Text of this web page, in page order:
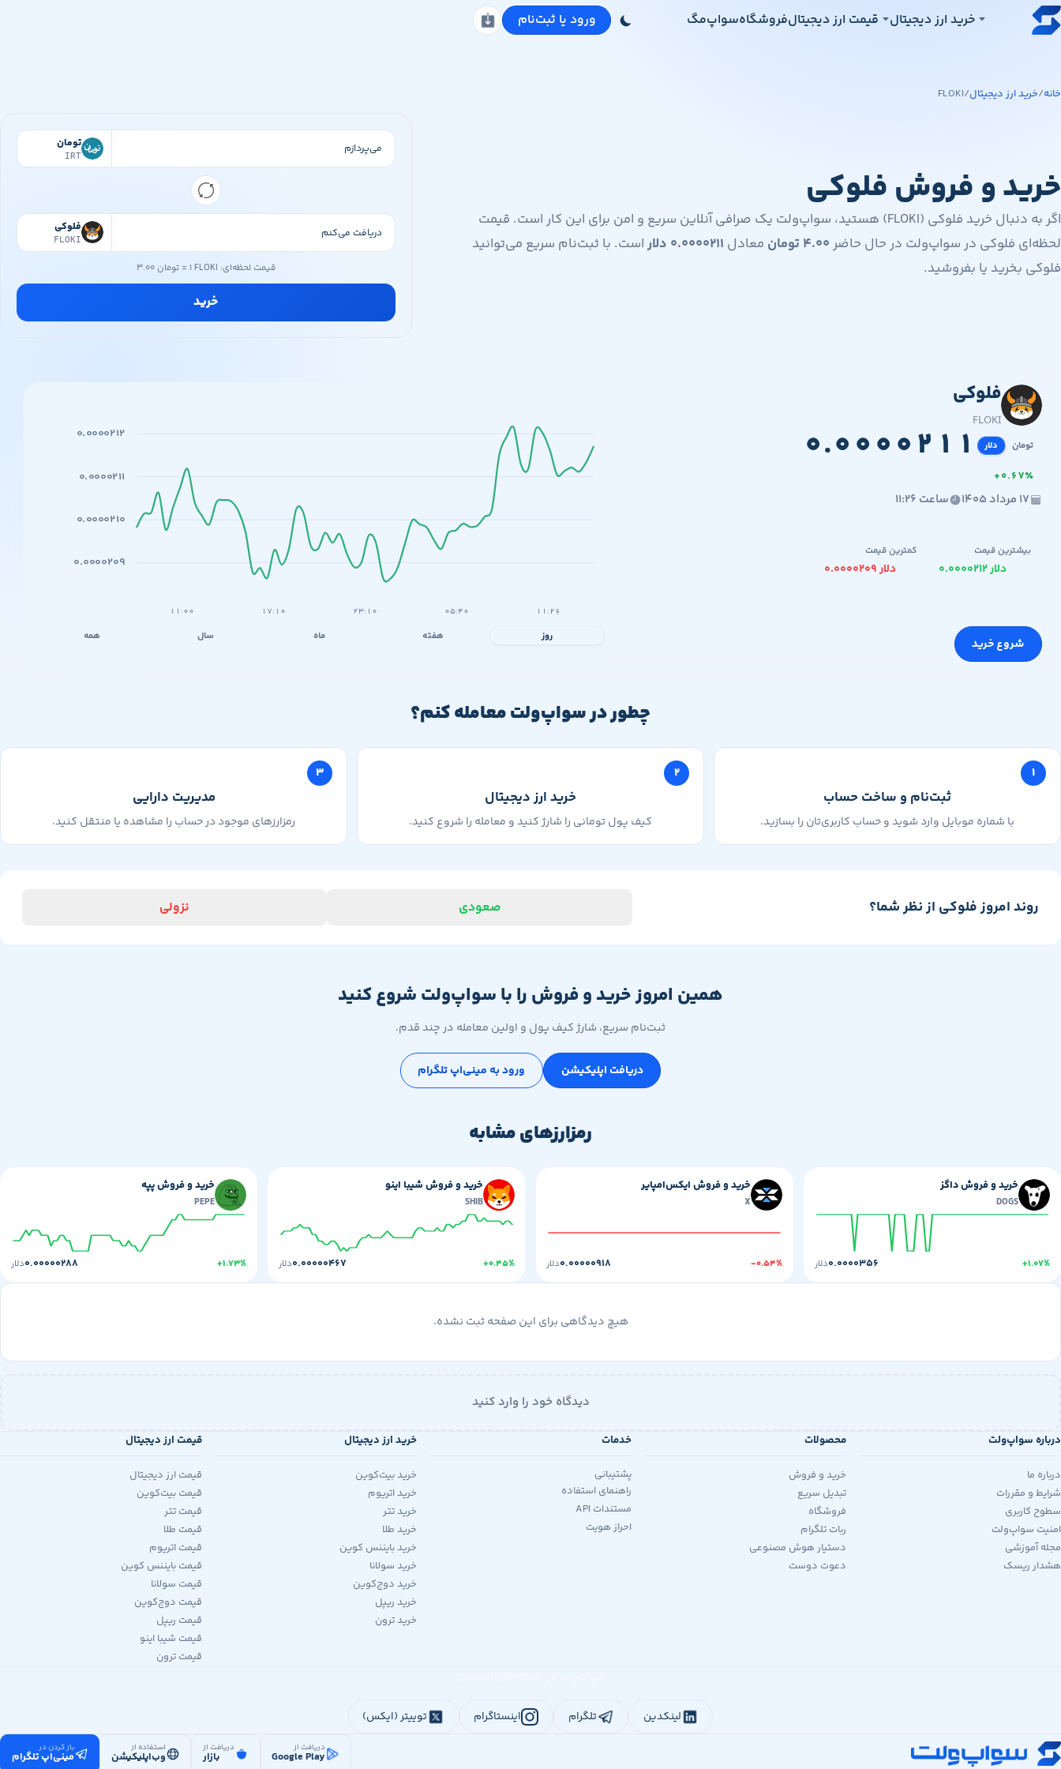
پرش به محتوای اصلیخرید ارز دیجیتال قیمت ارز دیجیتالفروشگاهسواپ‌مگ ورود یا ثبت‌نام
دانلود اپلیکیشن
خانه/خرید ارز دیجیتال/
FLOKI
خرید و فروش فلوکی
اگر به دنبال خرید فلوکی (FLOKI) هستید، سواپ‌ولت یک صرافی آنلاین سریع و امن برای این کار است. قیمت
لحظه‌ای فلوکی در سواپ‌ولت در حال حاضر ۴.۰۰ تومان معادل ۰.۰۰۰۰۲۱۱ دلاراست. با ثبت‌نام سریع می‌توانید
فلوکی بخرید یا بفروشید.
تومان
IRT
فلوکی
FLOKI
قیمت لحظه‌ای: ۱ FLOKI =۳.۰۰ تومان
خرید
فلوکی
FLOKI
تومان
دلار ۰.۰۰۰۰۲ ۱ ۱
+۰.۶۷٪
۱۷ مرداد ۱۴۰۵ ساعت ۱۱:۲۶
۴.۰۰
۰.۰۰۰۰۲۱۱
۰.۰۰۰۰۲۱۲
۰.۰۰۰۰۲۱۱
۰.۰۰۰۰۲۱۰
۰.۰۰۰۰۲۰۹
۱۱:۰۰ ۱۷:۱۰ ۲۳:۱۰ ۰۵:۴۰ ۱۱:۲۶
روز هفته ماه سال همه
بیشترین قیمت
۰.۰۰۰۰۲۱۲ دلار
کمترین قیمت
۰.۰۰۰۰۲۰۹ دلار
شروع خرید
چطور در سواپ‌ولت معامله کنم؟
۱
ثبت‌نام و ساخت حساب
با شماره موبایل وارد شوید و حساب کاربری‌تان را بسازید.
۲
خرید ارز دیجیتال
کیف پول تومانی را شارژ کنید و معامله را شروع کنید.
۳
مدیریت دارایی
رمزارزهای موجود در حساب را مشاهده یا منتقل کنید.
روند امروز فلوکی از نظر شما؟ صعودی نزولی
همین امروز خرید و فروش را با سواپ‌ولت شروع کنید
ثبت‌نام سریع، شارژ کیف پول و اولین معامله در چند قدم.
دریافت اپلیکیشن ورود به مینی‌اپ تلگرام
رمزارزهای مشابه
خرید و فروش داگز
DOGS
+۱.۰۷% ۰.۰۰۰۰۳۵۶دلار
خرید و فروش ایکس‌امپایر
X
-۰.۵۴% ۰.۰۰۰۰۰۹۱۸دلار
خرید و فروش شیبا اینو
SHIB
+۰.۴۵% ۰.۰۰۰۰۰۴۶۷دلار
خرید و فروش پپه
PEPE
+۱.۷۳% ۰.۰۰۰۰۰۲۸۸دلار
هیچ دیدگاهی برای این صفحه ثبت نشده.
دیدگاه خود را وارد کنید
درباره سواپ‌ولت
درباره ما
شرایط و مقررات
سطوح کاربری
امنیت سواپ‌ولت
مجله آموزشی
هشدار ریسک
محصولات
خرید و فروش
تبدیل سریع
فروشگاه
ربات تلگرام
دستیار هوش مصنوعی
دعوت دوست
خدمات
پشتیبانی
راهنمای استفاده
مستندات API
احراز هویت
خرید ارز دیجیتال
خرید بیت‌کوین
خرید اتریوم
خرید تتر
خرید طلا
خرید بایننس کوین
خرید سولانا
خرید دوج‌کوین
خرید ریپل
خرید ترون
قیمت ارز دیجیتال
قیمت ارز دیجیتال
قیمت بیت‌کوین
قیمت تتر
قیمت طلا
قیمت اتریوم
قیمت بایننس کوین
قیمت سولانا
قیمت دوج‌کوین
قیمت ریپل
قیمت شیبا اینو
قیمت ترون
لینکدین تلگرام اینستاگرام توییتر (ایکس)
دریافت از
Google Play
دریافت از
بازار
استفاده از
وب‌اپلیکیشن
باز کردن در
مینی‌اپ تلگرام